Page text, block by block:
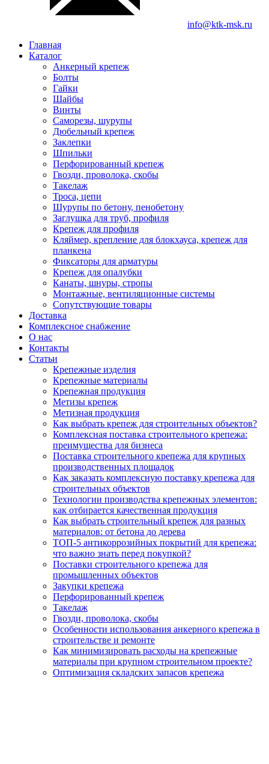
info@ktk-msk.ru
Главная
Каталог
Анкерный крепеж
Болты
Гайки
Шайбы
Винты
Саморезы, шурупы
Дюбельный крепеж
Заклепки
Шпильки
Перфорированный крепеж
Гвозди, проволока, скобы
Такелаж
Троса, цепи
Шурупы по бетону, пенобетону
Заглушка для труб, профиля
Крепеж для профиля
Кляймер, крепление для блокхауса, крепеж для
планкена
Фиксаторы для арматуры
Крепеж для опалубки
Канаты, шнуры, стропы
Монтажные, вентиляционные системы
Сопутствующие товары
Доставка
Комплексное снабжение
О нас
Контакты
Статьи
Крепежные изделия
Крепежные материалы
Крепежная продукция
Метизы крепеж
Метизная продукция
Как выбрать крепеж для строительных объектов?
Комплексная поставка строительного крепежа:
преимущества для бизнеса
Поставка строительного крепежа для крупных
производственных площадок
Как заказать комплексную поставку крепежа для
строительных объектов
Технологии производства крепежных элементов:
как отбирается качественная продукция
Как выбрать строительный крепеж для разных
материалов: от бетона до дерева
ТОП-5 антикоррозийных покрытий для крепежа:
что важно знать перед покупкой?
Поставки строительного крепежа для
промышленных объектов
Закупки крепежа
Перфорированный крепеж
Такелаж
Гвозди, проволока, скобы
Особенности использования анкерного крепежа в
строительстве и ремонте
Как минимизировать расходы на крепежные
материалы при крупном строительном проекте?
Оптимизация складских запасов крепежа